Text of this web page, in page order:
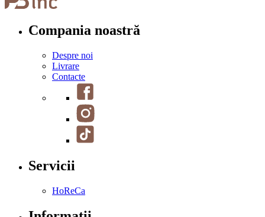
Compania noastră
Despre noi
Livrare
Contacte
Servicii
HoReCa